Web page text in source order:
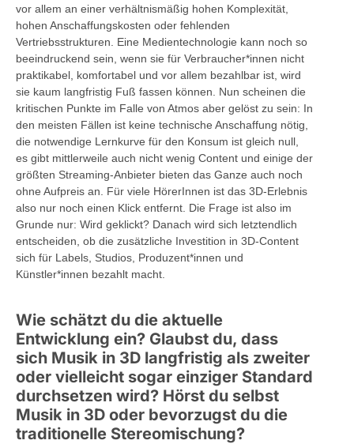
vor allem an einer verhältnismäßig hohen Komplexität,
hohen Anschaffungskosten oder fehlenden
Vertriebsstrukturen. Eine Medientechnologie kann noch so
beeindruckend sein, wenn sie für Verbraucher*innen nicht
praktikabel, komfortabel und vor allem bezahlbar ist, wird
sie kaum langfristig Fuß fassen können. Nun scheinen die
kritischen Punkte im Falle von Atmos aber gelöst zu sein: In
den meisten Fällen ist keine technische Anschaffung nötig,
die notwendige Lernkurve für den Konsum ist gleich null,
es gibt mittlerweile auch nicht wenig Content und einige der
größten Streaming-Anbieter bieten das Ganze auch noch
ohne Aufpreis an. Für viele HörerInnen ist das 3D-Erlebnis
also nur noch einen Klick entfernt. Die Frage ist also im
Grunde nur: Wird geklickt? Danach wird sich letztendlich
entscheiden, ob die zusätzliche Investition in 3D-Content
sich für Labels, Studios, Produzent*innen und
Künstler*innen bezahlt macht.
Wie schätzt du die aktuelle
Entwicklung ein? Glaubst du, dass
sich Musik in 3D langfristig als zweiter
oder vielleicht sogar einziger Standard
durchsetzen wird? Hörst du selbst
Musik in 3D oder bevorzugst du die
traditionelle Stereomischung?